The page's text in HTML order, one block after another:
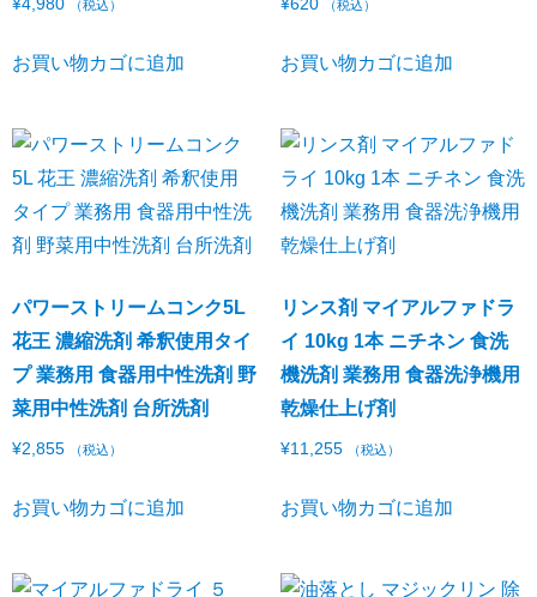
¥4,980 （税込）
お買い物カゴに追加
¥620 （税込）
お買い物カゴに追加
パワーストリームコンク5L
花王 濃縮洗剤 希釈使用タイ
プ 業務用 食器用中性洗剤 野
菜用中性洗剤 台所洗剤
¥2,855 （税込）
お買い物カゴに追加
リンス剤 マイアルファドラ
イ 10kg 1本 ニチネン 食洗
機洗剤 業務用 食器洗浄機用
乾燥仕上げ剤
¥11,255 （税込）
お買い物カゴに追加